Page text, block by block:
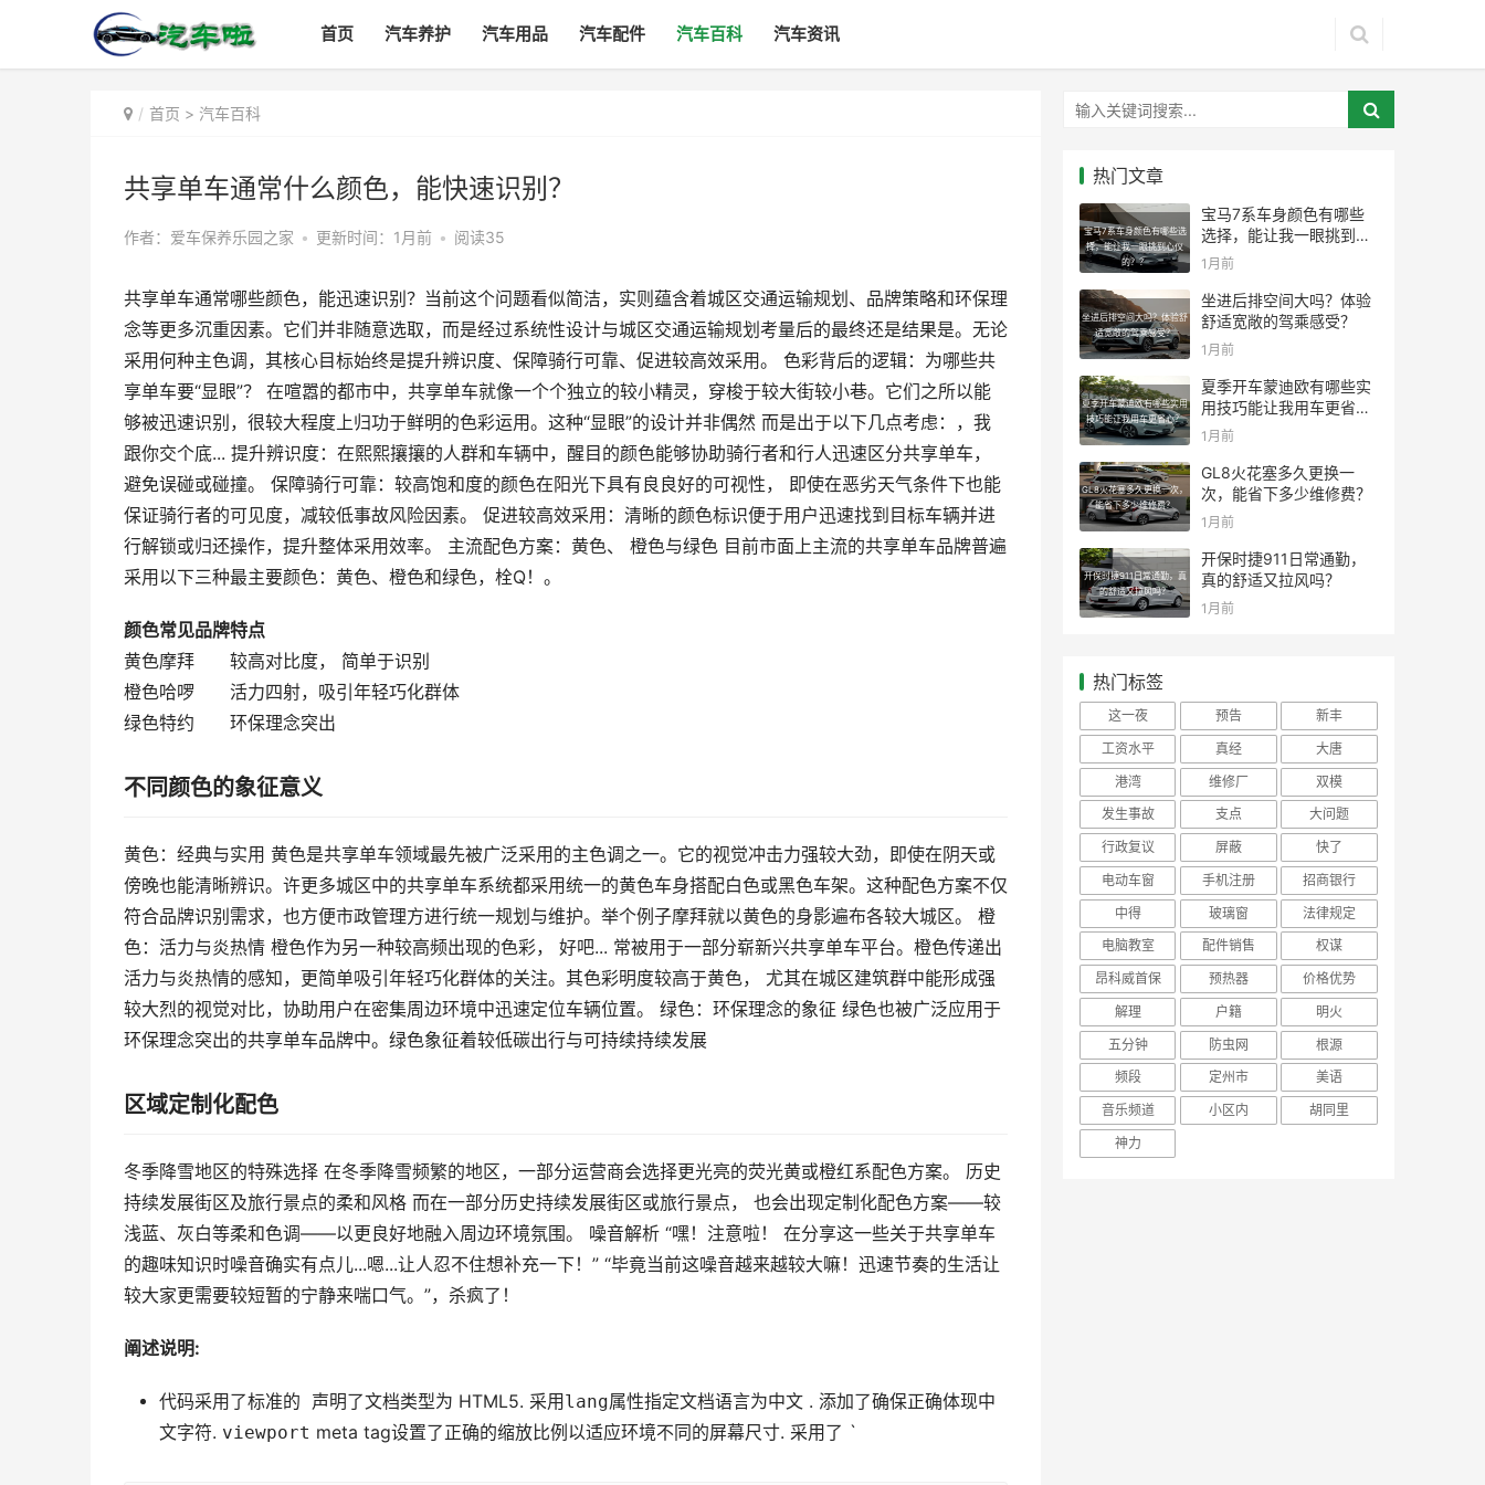
首页 汽车养护 汽车用品 汽车配件 汽车百科 汽车资讯
首页 > 汽车百科
共享单车通常什么颜色，能快速识别？
作者：爱车保养乐园之家 • 更新时间：1月前 • 阅读35
共享单车通常哪些颜色，能迅速识别？当前这个问题看似简洁，实则蕴含着城区交通运输规划、品牌策略和环保理
念等更多沉重因素。它们并非随意选取，而是经过系统性设计与城区交通运输规划考量后的最终还是结果是。无论
采用何种主色调，其核心目标始终是提升辨识度、保障骑行可靠、促进较高效采用。 色彩背后的逻辑：为哪些共
享单车要“显眼”？ 在喧嚣的都市中，共享单车就像一个个独立的较小精灵，穿梭于较大街较小巷。它们之所以能
够被迅速识别，很较大程度上归功于鲜明的色彩运用。这种“显眼”的设计并非偶然 而是出于以下几点考虑：，我
跟你交个底... 提升辨识度：在熙熙攘攘的人群和车辆中，醒目的颜色能够协助骑行者和行人迅速区分共享单车，
避免误碰或碰撞。 保障骑行可靠：较高饱和度的颜色在阳光下具有良良好的可视性， 即使在恶劣天气条件下也能
保证骑行者的可见度，减较低事故风险因素。 促进较高效采用：清晰的颜色标识便于用户迅速找到目标车辆并进
行解锁或归还操作，提升整体采用效率。 主流配色方案：黄色、 橙色与绿色 目前市面上主流的共享单车品牌普遍
采用以下三种最主要颜色：黄色、橙色和绿色，栓Q！。
颜色常见品牌特点
黄色摩拜
较高对比度， 简单于识别
橙色哈啰
活力四射，吸引年轻巧化群体
绿色特约 环保理念突出
不同颜色的象征意义
黄色：经典与实用 黄色是共享单车领域最先被广泛采用的主色调之一。它的视觉冲击力强较大劲，即使在阴天或
傍晚也能清晰辨识。许更多城区中的共享单车系统都采用统一的黄色车身搭配白色或黑色车架。这种配色方案不仅
符合品牌识别需求，也方便市政管理方进行统一规划与维护。举个例子摩拜就以黄色的身影遍布各较大城区。 橙
色：活力与炎热情 橙色作为另一种较高频出现的色彩， 好吧... 常被用于一部分崭新兴共享单车平台。橙色传递出
活力与炎热情的感知，更简单吸引年轻巧化群体的关注。其色彩明度较高于黄色， 尤其在城区建筑群中能形成强
较大烈的视觉对比，协助用户在密集周边环境中迅速定位车辆位置。 绿色：环保理念的象征 绿色也被广泛应用于
环保理念突出的共享单车品牌中。绿色象征着较低碳出行与可持续持续发展
区域定制化配色
冬季降雪地区的特殊选择 在冬季降雪频繁的地区，一部分运营商会选择更光亮的荧光黄或橙红系配色方案。 历史
持续发展街区及旅行景点的柔和风格 而在一部分历史持续发展街区或旅行景点， 也会出现定制化配色方案——较
浅蓝、灰白等柔和色调——以更良好地融入周边环境氛围。 噪音解析 “嘿！注意啦！ 在分享这一些关于共享单车
的趣味知识时噪音确实有点儿...嗯...让人忍不住想补充一下！” “毕竟当前这噪音越来越较大嘛！迅速节奏的生活让
较大家更需要较短暂的宁静来喘口气。”，杀疯了！
阐述说明:
代码采用了标准的 声明了文档类型为 HTML5. 采用 lang属性指定文档语言为中文 . 添加了确保正确体现中
文字符. viewport meta tag设置了正确的缩放比例以适应环境不同的屏幕尺寸. 采用了 `
热门文章
宝马7系车身颜色有哪些选
择，能让我一眼挑到心仪
的？？
宝马7系车身颜色有哪些
选择，能让我一眼挑到心
仪的？？
1月前
坐进后排空间大吗？体验舒
适宽敞的驾乘感受？
坐进后排空间大吗？体验
舒适宽敞的驾乘感受？
1月前
夏季开车蒙迪欧有哪些实用
技巧能让我用车更省心？
夏季开车蒙迪欧有哪些实
用技巧能让我用车更省
心？
1月前
GL8火花塞多久更换一次，
能省下多少维修费？
GL8火花塞多久更换一
次，能省下多少维修费？
1月前
开保时捷911日常通勤，真
的舒适又拉风吗？
开保时捷911日常通勤，
真的舒适又拉风吗？
1月前
热门标签
这一夜 预告
新丰
工资水平
真经
大唐
港湾
维修厂
双模
发生事故
支点
大问题
行政复议
屏蔽
快了
电动车窗
手机注册
招商银行
中得
玻璃窗
法律规定
电脑教室
配件销售
权谋
昂科威首保
预热器
价格优势
解理
户籍
明火
五分钟
防虫网
根源
频段
定州市
美语
音乐频道
小区内
胡同里
神力